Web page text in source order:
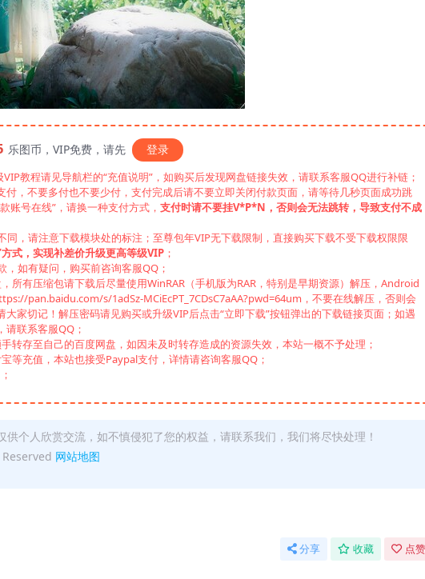
乐图币，VIP免费，请先 登录
教程请见导航栏的“充值说明”，如购买后发现网盘链接失效，请联系客服QQ进行补链；
付，不要多付也不要少付，支付完成后请不要立即关闭付款页面，请等待几秒页面成功跳
账号在线”，请换一种支付方式， 支付时请不要挂V*P*N，否则会无法跳转，导致支付不成
同，请注意下载模块处的标注；至尊包年VIP无下载限制，直接购买下载不受下载权限限
式，实现补差价升级更高等级VIP ；
如有疑问，购买前咨询客服QQ；
所有压缩包请下载后尽量使用WinRAR（手机版为RAR，特别是早期资源）解压，Android
pan.baidu.com/s/1adSz-MCiEcPT_7CDsC7aAA?pwd=64um，不要在线解压，否则会
家切记！解压密码请见购买或升级VIP后点击“立即下载”按钮弹出的下载链接页面；如遇
联系客服QQ；
转存至自己的百度网盘，如因未及时转存造成的资源失效，本站一概不予处理；
等充值，本站也接受Paypal支付，详情请咨询客服QQ；
个人欣赏交流，如不慎侵犯了您的权益，请联系我们，我们将尽快处理！
网站地图
分享 收藏 点